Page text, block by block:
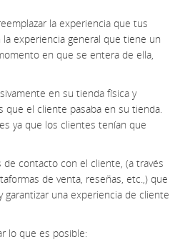
la experiencia que tus
experiencia general que tiene un
en que se entera de ella,
en su tienda física y
el cliente pasaba en su tienda.
ya que los clientes tenían que
contacto con el cliente, (a través
de venta, reseñas, etc.,) que
una experiencia de cliente
lo que es posible: